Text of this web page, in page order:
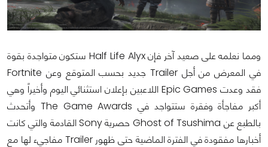
ومما نعلمه على صعيد آخر فإن Half Life Alyx ستكون متواجدة بقوة
في المعرض من أجل Trailer جديد بحسب المتوقع وعن Fortnite
فقد وعدت Epic Games اللاعبين بإعلان استثنائي اليوم وأخيراً وهي
أكبر مفاجأة وفقرة ستتواجد في The Game Awards وأتحدث
بالطبع عن Ghost of Tsushima حصرية Sony القادمة والتي كانت
أخبارها مفقودة في الفترة الماضية حتى ظهور Trailer مفاجيء لها مع